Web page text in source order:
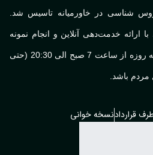
در خاورمیانه تاسیس شد.
خدمت‌دهی آنلاین و انجام نمونه
گیری در آزمایشگاه و منزل همه روزه از ساعت 7 صبح الی 20:30 (حتی
باشد.
نسخه خوانی